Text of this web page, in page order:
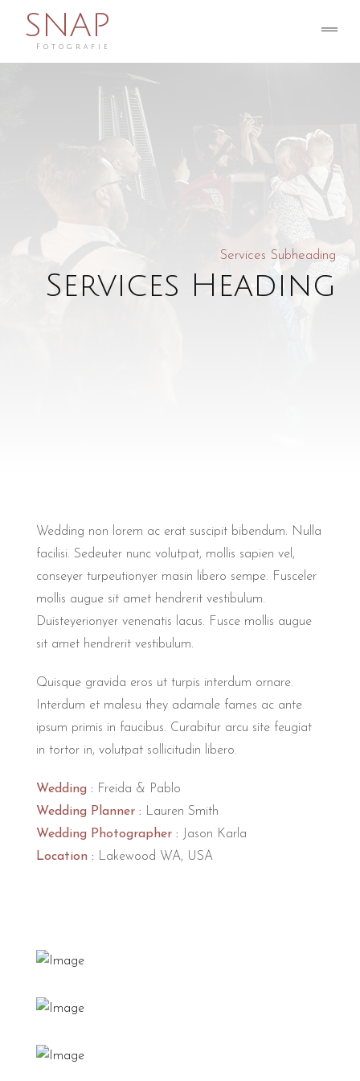
SNAP
Fotografie
Services Subheading
Services Heading
Wedding non lorem ac erat suscipit bibendum. Nulla
facilisi. Sedeuter nunc volutpat, mollis sapien vel,
conseyer turpeutionyer masin libero sempe. Fusceler
mollis augue sit amet hendrerit vestibulum.
Duisteyerionyer venenatis lacus. Fusce mollis augue
sit amet hendrerit vestibulum.
Quisque gravida eros ut turpis interdum ornare.
Interdum et malesu they adamale fames ac ante
ipsum primis in faucibus. Curabitur arcu site feugiat
in tortor in, volutpat sollicitudin libero.
Wedding : Freida & Pablo
Wedding Planner : Lauren Smith
Wedding Photographer : Jason Karla
Location : Lakewood WA, USA